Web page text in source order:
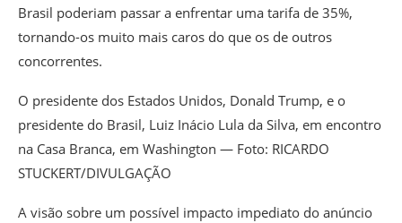
Brasil poderiam passar a enfrentar uma tarifa de 35%,
tornando-os muito mais caros do que os de outros
concorrentes.
O presidente dos Estados Unidos, Donald Trump, e o
presidente do Brasil, Luiz Inácio Lula da Silva, em encontro
na Casa Branca, em Washington — Foto: RICARDO
STUCKERT/DIVULGAÇÃO
A visão sobre um possível impacto impediato do anúncio